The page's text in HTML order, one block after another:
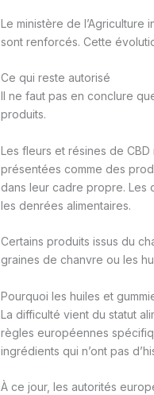
Le ministère de
sont renforcés. Cette
Ce qui reste autorisé
Il ne faut pas en conclure
produits.
Les fleurs et résines de
présentées comme des
dans leur cadre propre. Les
les denrées alimentaires.
Certains produits issus du
graines de chanvre ou les
Pourquoi les huiles et
La difficulté vient du statut
règles européennes
ingrédients qui n’ont pas
À ce jour, les autorités